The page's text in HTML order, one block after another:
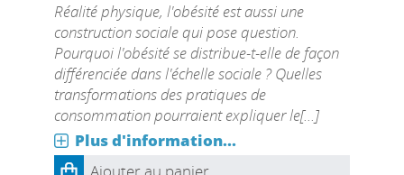
Réalité physique, l'obésité est aussi une
construction sociale qui pose question.
Pourquoi l'obésité se distribue-t-elle de façon
différenciée dans l'échelle sociale ? Quelles
transformations des pratiques de
consommation pourraient expliquer le[...]
Plus d'information...